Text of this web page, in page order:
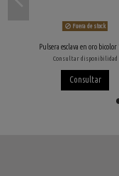
Fuera de stock
Pulsera esclava en oro
Consultar disponibilidad
Consultar